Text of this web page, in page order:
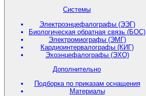
Системы
Электроэнцефалографы (ЭЭГ)
Биологическая обратная связь (БОС)
Электромиографы (ЭМГ)
Кардиоинтервалографы (КИГ)
Эхоэнцефалографы (ЭХО)
Дополнительно
Подборка по приказам оснащения
Материалы